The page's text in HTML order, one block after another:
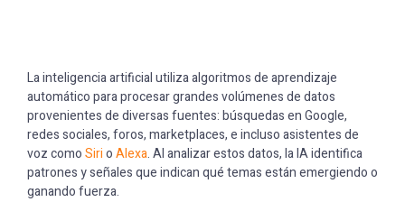
La inteligencia artificial utiliza algoritmos de aprendizaje
automático para procesar grandes volúmenes de datos
provenientes de diversas fuentes: búsquedas en Google,
redes sociales, foros, marketplaces, e incluso asistentes de
voz comoSirioAlexa. Al analizar estos datos, la IA identifica
patrones y señales que indican qué temas están emergiendo o
ganando fuerza.